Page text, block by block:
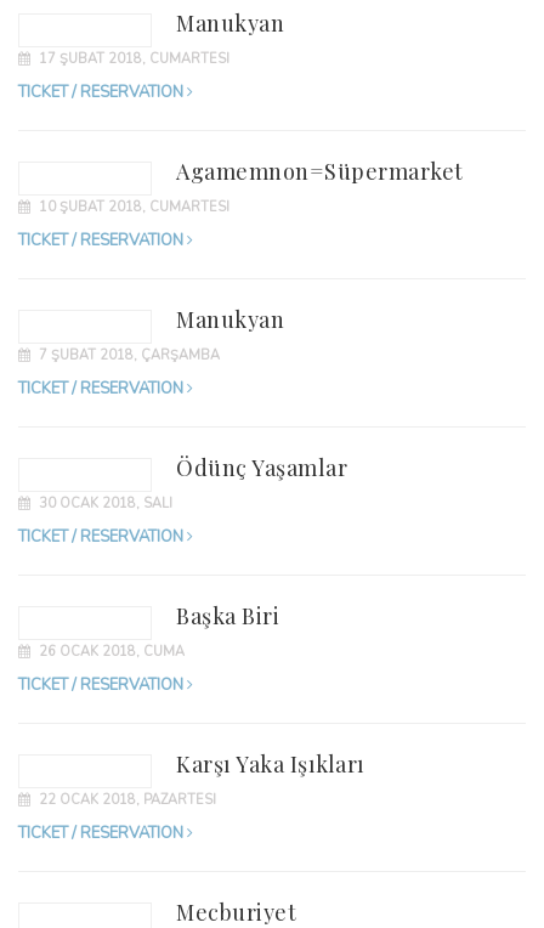
Manukyan
17 ŞUBAT 2018, CUMARTESI
TICKET / RESERVATION
Agamemnon=Süpermarket
10 ŞUBAT 2018, CUMARTESI
TICKET / RESERVATION
Manukyan
7 ŞUBAT 2018, ÇARŞAMBA
TICKET / RESERVATION
Ödünç Yaşamlar
30 OCAK 2018, SALI
TICKET / RESERVATION
Başka Biri
26 OCAK 2018, CUMA
TICKET / RESERVATION
Karşı Yaka Işıkları
22 OCAK 2018, PAZARTESI
TICKET / RESERVATION
Mecburiyet